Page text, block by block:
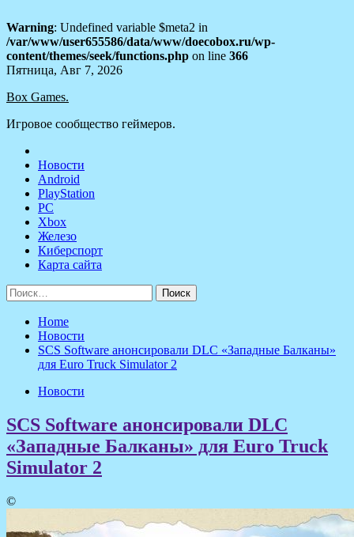
Warning: Undefined variable $meta2 in
/var/www/user655586/data/www/doecobox.ru/wp-
content/themes/seek/functions.php on line 366
Skip
content
Пятница, Авг 7, 2026
Box Games.
Игровое сообщество геймеров.
Новости
Android
PlayStation
PC
Xbox
Железо
Киберспорт
Карта сайта
Найти:
Home
Новости
SCS Software анонсировали DLC «Западные Балканы»
для Euro Truck Simulator 2
Новости
SCS Software анонсировали DLC
«Западные Балканы» для Euro Truck
Simulator 2
©